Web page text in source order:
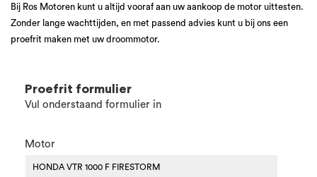
Bij Ros Motoren kunt u altijd vooraf aan uw aankoop de motor uittesten.
Zonder lange wachttijden, en met passend advies kunt u bij ons een
proefrit maken met uw droommotor.
Proefrit formulier
Vul onderstaand formulier in
Motor